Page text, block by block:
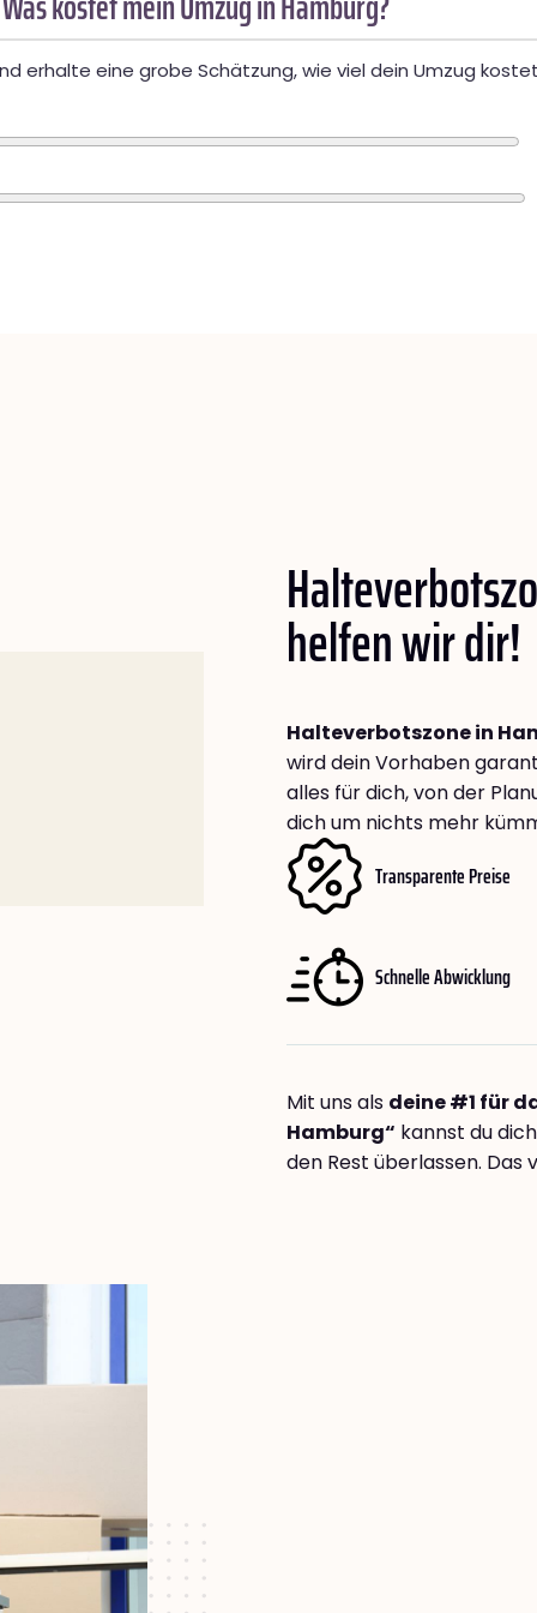
erhalte eine grobe Schätzung, wie viel dein Umzug
helfen wir dir!
Halteverbotszone in
wird dein Vorhaben
alles für dich, von der
dich um nichts mehr
Transparente Preise
Schnelle Abwicklung
Mit uns als deine #1 für
Hamburg“ kannst du
den Rest überlassen. Das